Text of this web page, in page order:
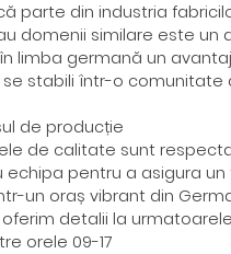
parte din industria
domenii similare este un
limba germană un
stabili într-o comunitate
de producție
de calitate sunt
pentru a asigura un
un oraș vibrant din
detalii la
orele 09-17